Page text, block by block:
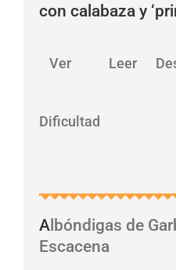
con calabaza y
…Ver Leer
Dificultad
A lbóndigas de
Escacena